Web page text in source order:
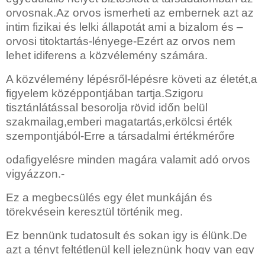
orvosnak.Az orvos ismerheti az embernek azt az
intim fizikai és lelki állapotát ami a bizalom és –
orvosi titoktartás-lényege-Ezért az orvos nem
lehet idiferens a közvélemény számára.
A közvélemény lépésről-lépésre követi az életét,a
figyelem középpontjában tartja.Szigoru
tisztánlátással besorolja rövid időn belül
szakmailag,emberi magatartás,erkölcsi érték
szempontjából-Erre a társadalmi értékmérőre
odafigyelésre minden magára valamit adó orvos
vigyázzon.-
Ez a megbecsülés egy élet munkáján és
törekvésein keresztül történik meg.
Ez bennünk tudatosult és sokan igy is élünk.De
azt a tényt feltétlenül kell jeleznünk hogy van egy